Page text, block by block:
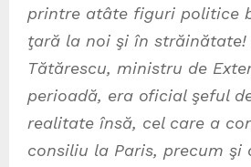
printre atâte figuri politice
ţară la noi şi în străinătate!
Tătărescu, ministru de
perioadă, era oficial şeful
realitate însă, cel care a
consiliu la Paris, precum şi